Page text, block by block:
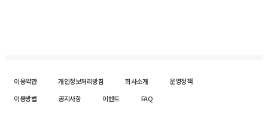
이용약관 개인정보처리방침 회사소개
운영정책
이용방법
공지사항 이벤트 FAQ